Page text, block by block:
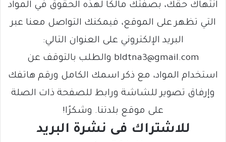
انتهاك حقك، بصفتك مالكًا لهذه الحقوق في المواد
التي تظهر على الموقع، فيمكنك التواصل معنا عبر
البريد الإلكتروني على العنوان التالي:
bldtna3@gmail.com والطلب بالتوقف عن
استخدام المواد، مع ذكر اسمك الكامل ورقم هاتفك
وإرفاق تصوير للشاشة ورابط للصفحة ذات الصلة
على موقع بلدتنا. وشكرًا!
للاشتراك فى نشرة البريد